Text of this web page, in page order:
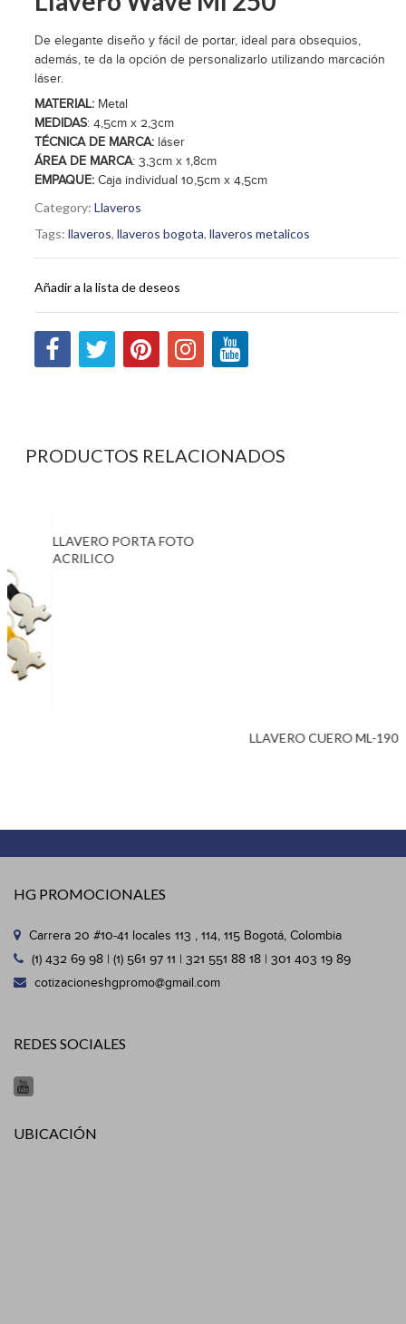
De elegante diseño y fácil de portar, ideal para obsequios,
además, te da la opción de personalizarlo utilizando marcación
láser.
MATERIAL:Metal
MEDIDAS: 4,5cm x 2,3cm
TÉCNICA DE MARCA:láser
ÁREA DE MARCA: 3,3cm x 1,8cm
EMPAQUE:Caja individual 10,5cm x 4,5cm
Category: Llaveros
Tags: llaveros, llaveros bogota, llaveros metalicos
Añadir a la lista de deseos
PRODUCTOS RELACIONADOS
LLAVERO PORTA FOTO
ACRILICO